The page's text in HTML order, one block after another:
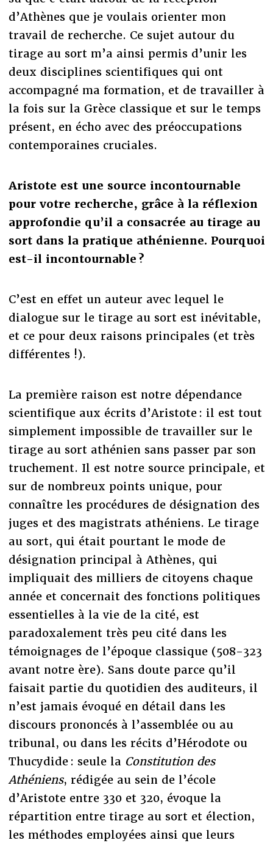
d’Athènes que je voulais orienter mon
travail de recherche. Ce sujet autour du
tirage au sort m’a ainsi permis d’unir les
deux disciplines scientifiques qui ont
accompagné ma formation, et de travailler à
la fois sur la Grèce classique et sur le temps
présent, en écho avec des préoccupations
contemporaines cruciales.
Aristote est une source incontournable
pour votre recherche, grâce à la réflexion
approfondie qu’il a consacrée au tirage au
sort dans la pratique athénienne. Pourquoi
est-il incontournable ?
C’est en effet un auteur avec lequel le
dialogue sur le tirage au sort est inévitable,
et ce pour deux raisons principales (et très
différentes !).
La première raison est notre dépendance
scientifique aux écrits d’Aristote : il est tout
simplement impossible de travailler sur le
tirage au sort athénien sans passer par son
truchement. Il est notre source principale, et
sur de nombreux points unique, pour
connaître les procédures de désignation des
juges et des magistrats athéniens. Le tirage
au sort, qui était pourtant le mode de
désignation principal à Athènes, qui
impliquait des milliers de citoyens chaque
année et concernait des fonctions politiques
essentielles à la vie de la cité, est
paradoxalement très peu cité dans les
témoignages de l’époque classique (508-323
avant notre ère). Sans doute parce qu’il
faisait partie du quotidien des auditeurs, il
n’est jamais évoqué en détail dans les
discours prononcés à l’assemblée ou au
tribunal, ou dans les récits d’Hérodote ou
Thucydide : seule la Constitution des
Athéniens, rédigée au sein de l’école
d’Aristote entre 330 et 320, évoque la
répartition entre tirage au sort et élection,
les méthodes employées ainsi que leurs